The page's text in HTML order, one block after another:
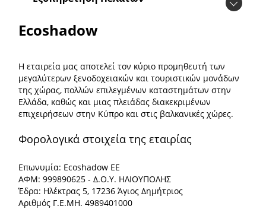
Ecoshadow
Η εταιρεία μας αποτελεί τον κύριο προμηθευτή των
μεγαλύτερων ξενοδοχειακών και τουριστικών μονάδων
της χώρας, πολλών επιλεγμένων καταστημάτων στην
Ελλάδα, καθώς και μιας πλειάδας διακεκριμένων
επιχειρήσεων στην Κύπρο και στις βαλκανικές χώρες.
Φορολογικά στοιχεία της εταιρίας
Επωνυμία: Ecoshadow ΕΕ
ΑΦΜ: 999890625 - Δ.Ο.Υ. ΗΛΙΟΥΠΟΛΗΣ
Έδρα: Ηλέκτρας 5, 17236 Άγιος Δημήτριος
Αριθμός Γ.Ε.ΜΗ. 4989401000